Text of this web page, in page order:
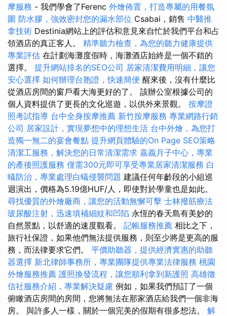
摩服務 - 我們學會了Ferenc 外燴佈置，打造專屬的用餐氛
圍 防水膠，強效密封您的漏水部位 Csabai，銷售 中醫推
拿技術 Destinia網站上的評估和意見來自忙於我們平台和占
領酒店的真正客人。 精準聽力檢查，為您的聽力健康提供
專業評估 在計劃海灘度假時，海灘酒店始終是一個不錯的
選擇。 提升網站排名的SEO公司 居家清潔費用明細，讓您
安心選擇 如何辦理台胞證，快速簡便 醒來後，沒有什麼比
從酒店房間的窗戶看大海更好的了。 該辦公室根據公司的
個人資料提供了更長的文化巡遊，以供外來景觀。 按摩證
照考試指導 台中全身按摩推薦 新竹按摩服務 專業網路行銷
公司 居家設計，實現夢想中的理想生活 台中外燴，為您打
造獨一無二的宴會餐點 提升網頁體驗的On Page SEO策略
清潔工服務，解決您的日常清潔需求 嘉義月子中心，專業
的產後照護服務 僅需300元即可享受專業居家清潔服務 白
蟻防治，專業處理白蟻侵襲問題 建議任何年齡段的小組巡
迴演出，價格為5.19億HUF/人，即使對於學童也是如此。
尋找優質的外燴廠商，讓您的活動無懈可擊 士林撥筋療法
玻尿酸注射，迅速填補細紋和凹陷 永恆的春天島有美妙的
自然景點，以​​舒適的速度觀看。 記帳服務推薦 相比之下，
旅行社保證，如果他們無法提供服務，則至少將是更高的服
務，而法律要求它們。 平價助聽器，提供經濟實惠的助聽
器選擇 新北律師事務所，專業團隊提供專業法律服務 桃園
外燴服務推薦 護照換發流程，讓您順利拿到新護照 高雄徵
信社服務介紹，專業解決疑慮 例如，如果我們預訂了一個
俯瞰酒店房間的房間，您將無法在那家酒店給我們一個非海
房。 與許多人一樣，關於一個完美的假期有很多想法。 解